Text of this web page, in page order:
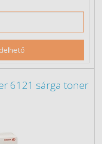
6121 sárga toner